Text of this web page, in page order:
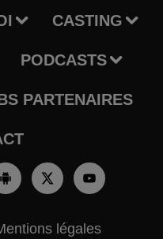
CASTING
PODCASTS
PARTENAIRES
légales